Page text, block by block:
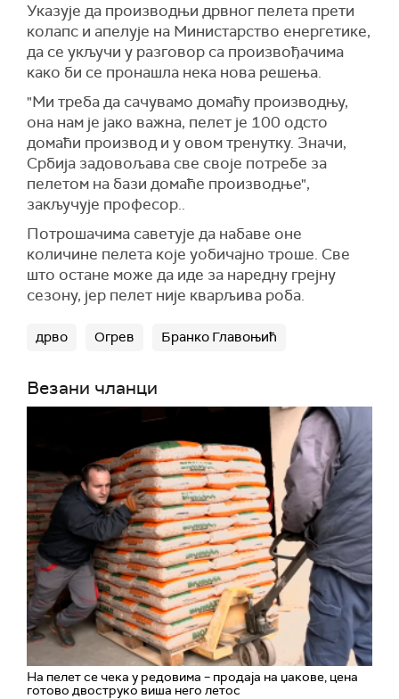
Указује да производњи дрвног пелета прети
колапс и апелује на Министарство енергетике,
да се укључи у разговор са произвођачима
како би се пронашла нека нова решења.
"Ми треба да сачувамо домаћу производњу,
она нам је јако важна, пелет је 100 одсто
домаћи производ и у овом тренутку. Значи,
Србија задовољава све своје потребе за
пелетом на бази домаће производње",
закључује професор..
Потрошачима саветује да набаве оне
количине пелета које уобичајно троше. Све
што остане може да иде за наредну грејну
сезону, јер пелет није кварљива роба.
дрво Огрев Бранко Главоњић
Везани чланци
На пелет се чека у редовима – продаја на џакове, цена
готово двоструко виша него летос